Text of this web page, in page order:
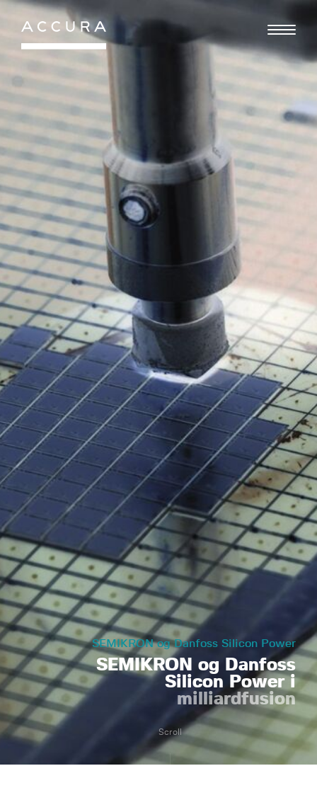
Gå
indhold
SEMIKRON og Danfoss Silicon Power
SEMIKRON og Danfoss
Silicon Power i
milliardfusion
Scroll